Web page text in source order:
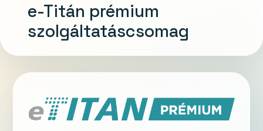
e-Titán prémium
szolgáltatáscsomag